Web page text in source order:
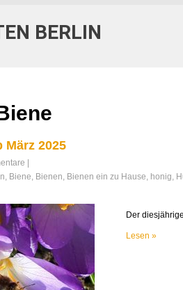
BERLIN
März 2025
, Biene, Bienen, Bienen ein zu Hause, honig,
Der
Lesen »